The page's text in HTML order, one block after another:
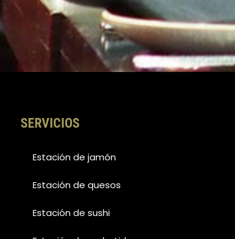
SERVICIOS
Estación de jamón
Estación de quesos
Estación de sushi